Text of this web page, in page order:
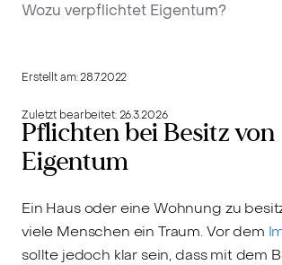
Wozu verpflichtet Eigentum?
Erstellt am:28.7.2022
Zuletzt bearbeitet:26.3.2026
Pflichten bei Besitz von
Eigentum
Ein Haus oder eine Wohnung zu
viele Menschen ein Traum. Vor dem
sollte jedoch klar sein, dass mit dem